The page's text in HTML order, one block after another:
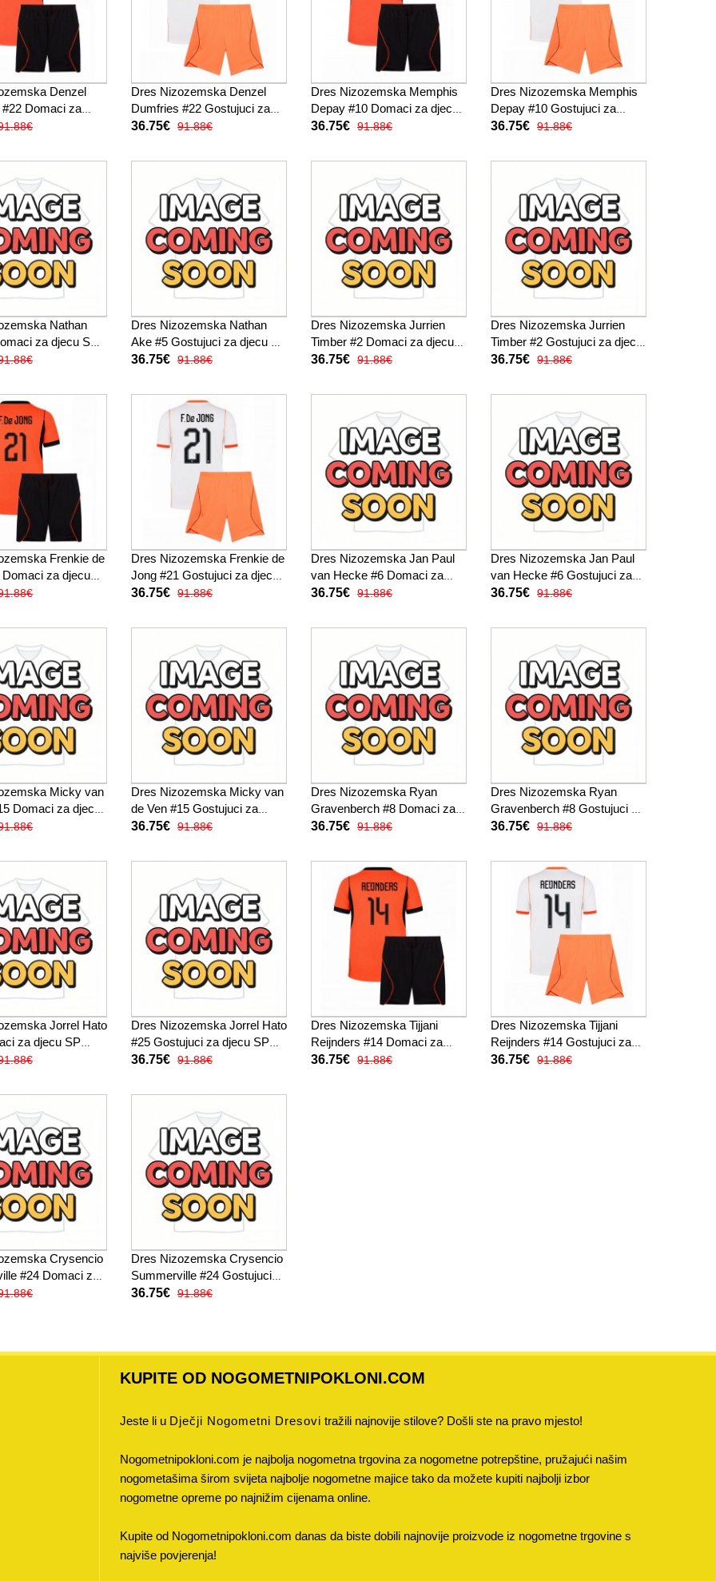
Denzel
Domaci za
Kratak Rukav
Dres Nizozemska Denzel
Dumfries #22 Gostujuci za
djecu SP 2026 Kratak Rukav
36.75€ 91.88€
Dres Nizozemska Memphis
Depay #10 Domaci za djecu
SP 2026 Kratak Rukav (+
36.75€ 91.88€
Dres Nizozemska Memphis
Depay #10 Gostujuci za
djecu SP 2026 Kratak Rukav
36.75€ 91.88€
Nathan
za djecu SP
Rukav (+ kratke
Dres Nizozemska Nathan
Ake #5 Gostujuci za djecu SP
2026 Kratak Rukav (+ kratke
36.75€ 91.88€
Dres Nizozemska Jurrien
Timber #2 Domaci za djecu
SP 2026 Kratak Rukav (+
36.75€ 91.88€
Dres Nizozemska Jurrien
Timber #2 Gostujuci za djecu
SP 2026 Kratak Rukav (+
36.75€ 91.88€
Frenkie de
za djecu
Rukav (+
Dres Nizozemska Frenkie de
Jong #21 Gostujuci za djecu
SP 2026 Kratak Rukav (+
36.75€ 91.88€
Dres Nizozemska Jan Paul
van Hecke #6 Domaci za
djecu SP 2026 Kratak Rukav
36.75€ 91.88€
Dres Nizozemska Jan Paul
van Hecke #6 Gostujuci za
djecu SP 2026 Kratak Rukav
36.75€ 91.88€
Micky van
Domaci za djecu
Rukav (+
Dres Nizozemska Micky van
de Ven #15 Gostujuci za
djecu SP 2026 Kratak Rukav
36.75€ 91.88€
Dres Nizozemska Ryan
Gravenberch #8 Domaci za
djecu SP 2026 Kratak Rukav
36.75€ 91.88€
Dres Nizozemska Ryan
Gravenberch #8 Gostujuci za
djecu SP 2026 Kratak Rukav
36.75€ 91.88€
Jorrel Hato
za djecu SP
Rukav (+ kratke
Dres Nizozemska Jorrel Hato
#25 Gostujuci za djecu SP
2026 Kratak Rukav (+ kratke
36.75€ 91.88€
Dres Nizozemska Tijjani
Reijnders #14 Domaci za
djecu SP 2026 Kratak Rukav
36.75€ 91.88€
Dres Nizozemska Tijjani
Reijnders #14 Gostujuci za
djecu SP 2026 Kratak Rukav
36.75€ 91.88€
Crysencio
#24 Domaci za
Kratak Rukav
Dres Nizozemska Crysencio
Summerville #24 Gostujuci
za djecu SP 2026 Kratak
36.75€ 91.88€
KUPITE OD NOGOMETNIPOKLONI.COM
Jeste li u Dječji Nogometni Dresovi tražili najnovije stilove? Došli ste na pravo mjesto!
Nogometnipokloni.com je najbolja nogometna trgovina za nogometne potrepštine, pružajući našim
nogometašima širom svijeta najbolje nogometne majice tako da možete kupiti najbolji izbor
nogometne opreme po najnižim cijenama online.
Kupite od Nogometnipokloni.com danas da biste dobili najnovije proizvode iz nogometne trgovine s
najviše povjerenja!